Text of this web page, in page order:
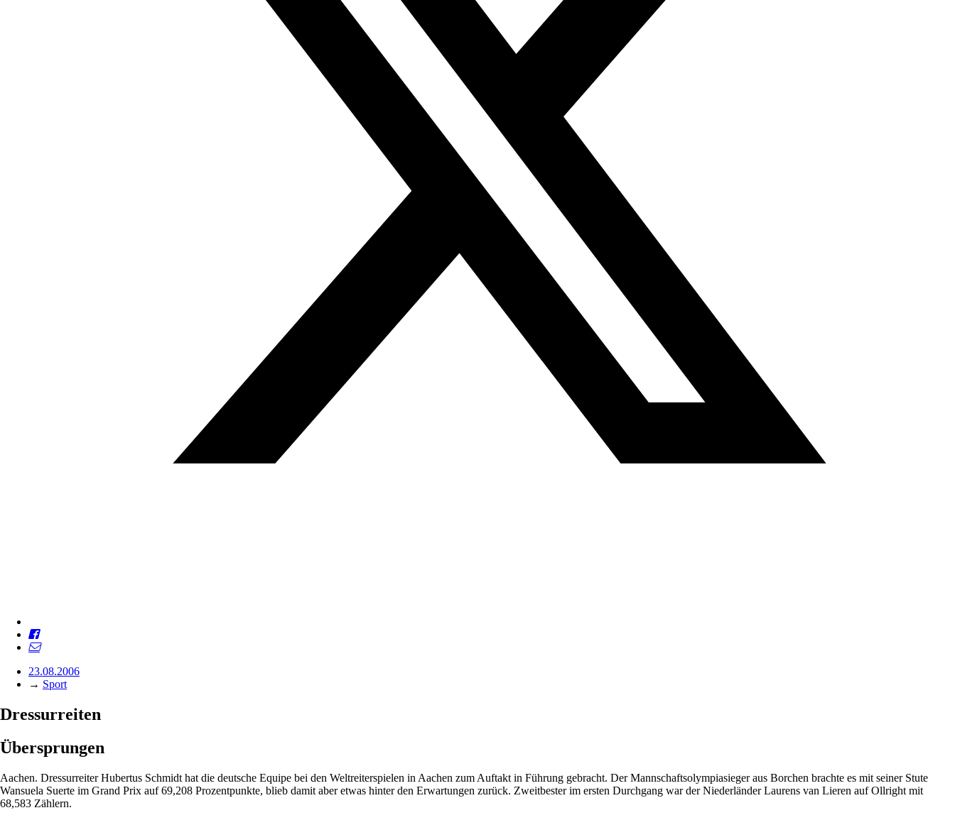
23.08.2006
→ Sport
Dressurreiten
Übersprungen
Aachen. Dressurreiter Hubertus Schmidt hat die deutsche Equipe bei den Weltreiterspielen in Aachen zum Auftakt in Führung gebracht. Der Mannschaftsolympiasieger aus Borchen brachte es mit seiner Stute
Wansuela Suerte im Grand Prix auf 69,208 Prozentpunkte, blieb damit aber etwas hinter den Erwartungen zurück. Zweitbester im ersten Durchgang war der Niederländer Laurens van Lieren auf Ollright mit
68,583 Zählern.